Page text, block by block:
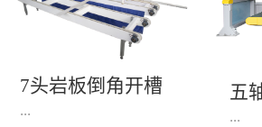
7头岩板倒角开槽
机(1)
...
五
...